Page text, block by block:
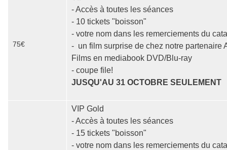
75€
- Accès à toutes les séances
- 10 tickets "boisson"
- votre nom dans les remerciements du
- un film surprise de chez notre partenaire
Films en mediabook DVD/Blu-ray
- coupe file!
JUSQU'AU 31 OCTOBRE SEULEMENT
VIP Gold
- Accès à toutes les séances
- 15 tickets "boisson"
- votre nom dans les remerciements du